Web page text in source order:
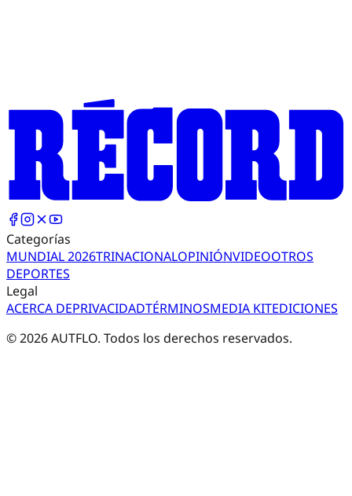
Categorías
MUNDIAL 2026TRINACIONALOPINIÓNVIDEOOTROS
DEPORTES
Legal
ACERCA DEPRIVACIDADTÉRMINOSMEDIA KITEDICIONES
©2026AUTFLO. Todos los derechos reservados.